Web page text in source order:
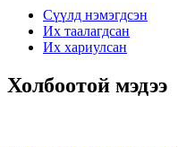
Сүүлд нэмэгдсэн
Их таалагдсан
Их хариулсан
Холбоотой мэдээ